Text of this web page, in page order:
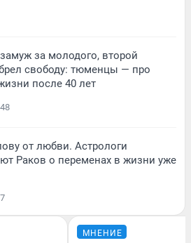
за молодого, второй
свободу: тюменцы — про
после 40 лет
48
от любви. Астрологи
Раков о переменах в жизни уже
7
МНЕНИЕ